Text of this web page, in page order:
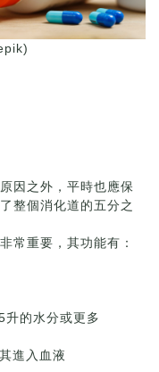
因之外，平時也應保
整個消化道的五分之
常重要，其功能有：
的水分或更多
進入血液